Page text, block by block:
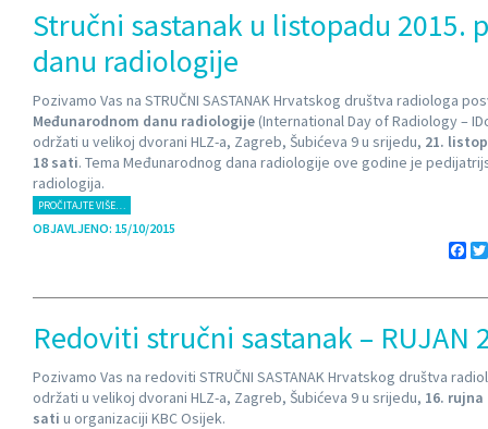
Stručni sastanak u listopadu 2015.
danu radiologije
Pozivamo Vas na STRUČNI SASTANAK Hrvatskog društva radiologa
Međunarodnom danu radiologije (International Day of Radiology –
održati u velikoj dvorani HLZ-a, Zagreb, Šubićeva 9 u srijedu, 21.
18 sati. Tema Međunarodnog dana radiologije ove godine je
radiologija.
PROČITAJTE VIŠE…
OBJAVLJENO: 15/10/2015
Redoviti stručni sastanak – RUJAN
Pozivamo Vas na redoviti STRUČNI SASTANAK Hrvatskog društva
održati u velikoj dvorani HLZ-a, Zagreb, Šubićeva 9 u srijedu, 16. rujna
sati u organizaciji KBC Osijek.